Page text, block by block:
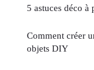
5 astuces déco
Comment créer
objets DIY